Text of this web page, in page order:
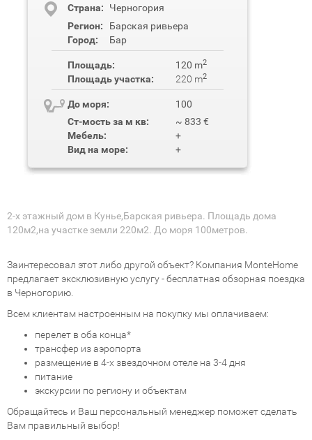
Cтрана:
Черногория
Регион:
Барская ривьера
Город:
Бар
Площадь: 120 m2
Площадь участка: 220 m2
До моря:
100
Ст-мость за м кв:
~ 833 €
Мебель:
+
Вид на море:
+
2-х этажный дом в Кунье,Барская ривьера. Площадь дома
120м2,на участке земли 220м2. До моря 100метров.
Заинтересовал этот либо другой объект? Компания MonteHome
предлагает эксклюзивную услугу - бесплатная обзорная поездка
в Черногорию.
Всем клиентам настроенным на покупку мы оплачиваем:
перелет в оба конца*
трансфер из аэропорта
размещение в 4-х звездочном отеле на 3-4 дня
питание
экскурсии по региону и объектам
Обращайтесь и Ваш персональный менеджер поможет сделать
Вам правильный выбор!